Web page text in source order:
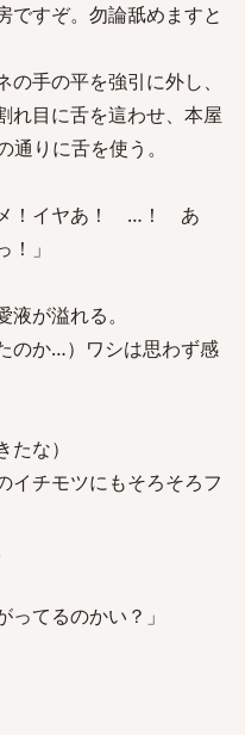
ですぞ。勿論舐めますと
手の平を強引に外し、
れ目に舌を這わせ、本屋
通りに舌を使う。
メ！イヤあ！ …！ あ
」
が溢れる。
のか…）ワシは思わず感
な）
チモツにもそろそろフ
ってるのかい？」